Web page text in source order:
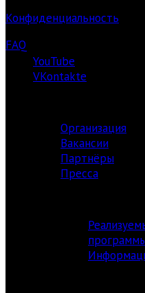
Конфиденциальность
FAQ
YouTube
VKontakte
Организация
Вакансии
Партнёры
Пресса